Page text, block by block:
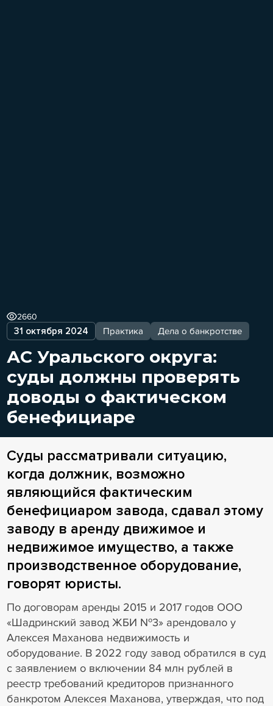
31 октября 2024 Практика Дела о банкротстве
2660
АС Уральского округа:
суды должны проверять
доводы о фактическом
бенефициаре
Суды рассматривали ситуацию,
когда должник, возможно
являющийся фактическим
бенефициаром завода, сдавал этому
заводу в аренду движимое и
недвижимое имущество, а также
производственное оборудование,
говорят юристы.
По договорам аренды 2015 и 2017 годов ООО
«Шадринский завод ЖБИ №3» арендовало у
Алексея Маханова недвижимость и
оборудование. В 2022 году завод обратился в суд
с заявлением о включении 84 млн рублей в
реестр требований кредиторов признанного
банкротом Алексея Маханова, утверждая, что под